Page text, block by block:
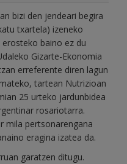
bizi den jendeari begira
txartela) izeneko
baino ez du
Gizarte-Ekonomia
erreferente diren lagun
tartean Nutrizioan
25 urteko jardunbidea
rosariotarra.
mila pertsonarengana
eragina izatea da.
garatzen ditugu.